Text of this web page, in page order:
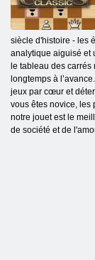
siècle d'histoire - les
analytique aiguisé et
le tableau des
longtemps à
jeux par cœur et
vous êtes novice, les
notre jouet est le
de société et de